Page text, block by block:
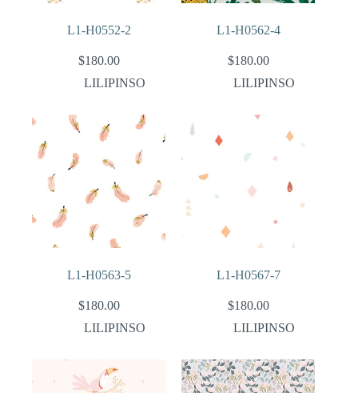
L1-H0552-2
$180.00
LILIPINSO
L1-H0562-4
$180.00
LILIPINSO
L1-H0563-5
$180.00
LILIPINSO
L1-H0567-7
$180.00
LILIPINSO